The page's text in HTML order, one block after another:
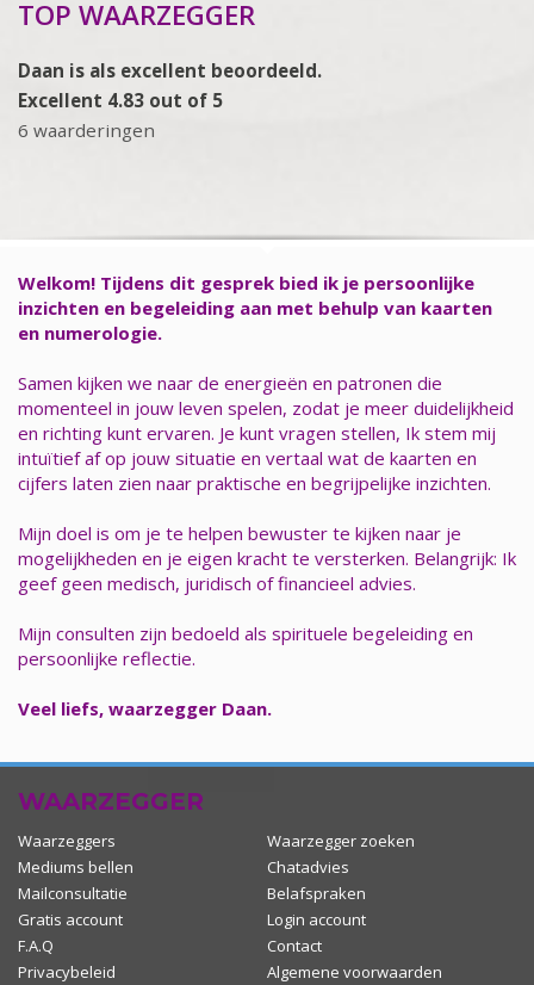
TOP WAARZEGGER
Daan is als excellent beoordeeld.
Excellent 4.83 out of 5
6 waarderingen
Welkom! Tijdens dit gesprek bied ik je persoonlijke
inzichten en begeleiding aan met behulp van kaarten
en numerologie.
Samen kijken we naar de energieën en patronen die
momenteel in jouw leven spelen, zodat je meer duidelijkheid
en richting kunt ervaren. Je kunt vragen stellen, Ik stem mij
intuïtief af op jouw situatie en vertaal wat de kaarten en
cijfers laten zien naar praktische en begrijpelijke inzichten.
Mijn doel is om je te helpen bewuster te kijken naar je
mogelijkheden en je eigen kracht te versterken. Belangrijk: Ik
geef geen medisch, juridisch of financieel advies.
Mijn consulten zijn bedoeld als spirituele begeleiding en
persoonlijke reflectie.
Veel liefs, waarzegger Daan.
WAARZEGGER
Waarzeggers
Waarzegger zoeken
Mediums bellen
Chatadvies
Mailconsultatie
Belafspraken
Gratis account
Login account
F.A.Q
Contact
Privacybeleid
Algemene voorwaarden